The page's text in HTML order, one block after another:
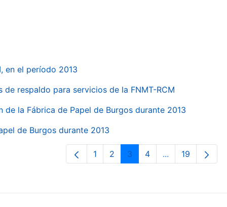
en el período 2013
respaldo para servicios de la FNMT-RCM
la Fábrica de Papel de Burgos durante 2013
de Burgos durante 2013
Pàgina
1 Pàgina
2 Pàgina
3 Pàgina
4 ...PàginesPàgina
19